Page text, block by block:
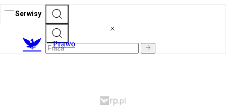
Serwisy
Prawo